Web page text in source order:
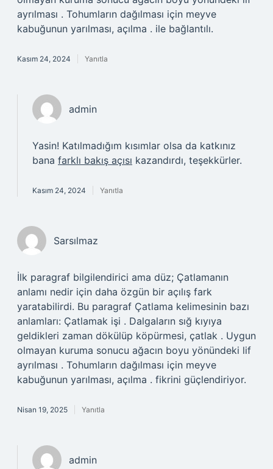
ayrılması . Tohumların dağılması için meyve
kabuğunun yarılması, açılma . ile bağlantılı.
Kasım 24, 2024 Yanıtla
admin
Yasin! Katılmadığım kısımlar olsa da katkınız
bana farklı bakış açısı kazandırdı, teşekkürler.
Kasım 24, 2024 Yanıtla
Sarsılmaz
İlk paragraf bilgilendirici ama düz; Çatlamanın
anlamı nedir için daha özgün bir açılış fark
yaratabilirdi. Bu paragraf Çatlama kelimesinin bazı
anlamları: Çatlamak işi . Dalgaların sığ kıyıya
geldikleri zaman dökülüp köpürmesi, çatlak . Uygun
olmayan kuruma sonucu ağacın boyu yönündeki lif
ayrılması . Tohumların dağılması için meyve
kabuğunun yarılması, açılma . fikrini güçlendiriyor.
Nisan 19, 2025 Yanıtla
admin